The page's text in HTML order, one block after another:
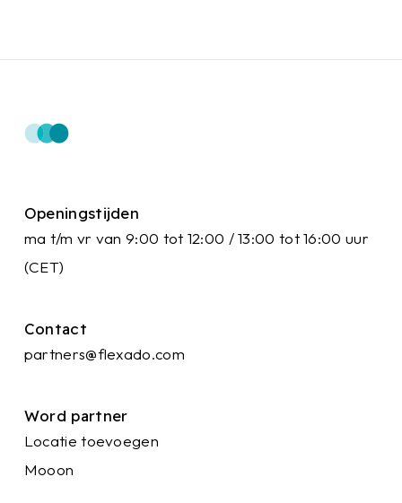
Openingstijden
ma t/m vr van 9:00 tot 12:00 / 13:00 tot 16:00 uur
(CET)
Contact
partners@flexado.com
Word partner
Locatie toevoegen
Mooon